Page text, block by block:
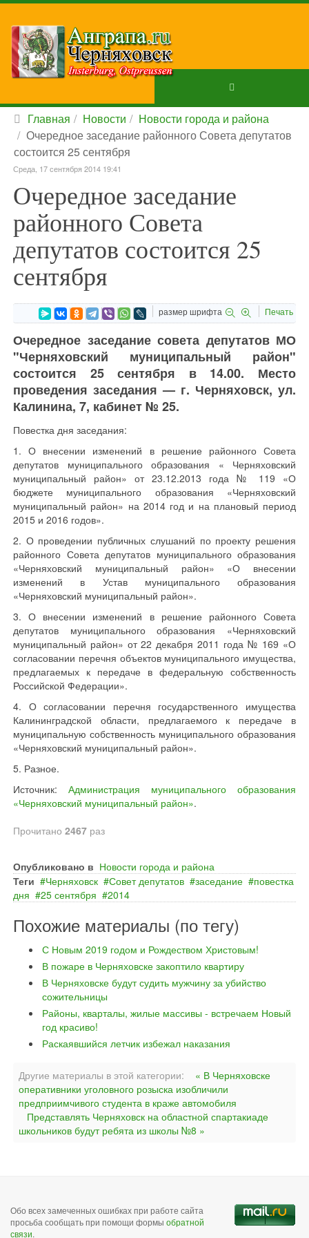
Главная Новости
Новости города и района
Очередное заседание районного Совета депутатов
состоится 25 сентября
Среда, 17 сентября 2014 19:41
Очередное заседание
районного Совета
депутатов состоится 25
сентября
размер шрифта Печать
Очередное заседание совета депутатов МО
"Черняховский муниципальный район"
состоится 25 сентября в 14.00. Место
проведения заседания — г. Черняховск, ул.
Калинина, 7, кабинет № 25.
Повестка дня заседания:
1. О внесении изменений в решение районного Совета
депутатов муниципального образования « Черняховский
муниципальный район» от 23.12.2013 года № 119 «О
бюджете муниципального образования «Черняховский
муниципальный район» на 2014 год и на плановый период
2015 и 2016 годов».
2. О проведении публичных слушаний по проекту решения
районного Совета депутатов муниципального образования
«Черняховский муниципальный район» «О внесении
изменений в Устав муниципального образования
«Черняховский муниципальный район».
3. О внесении изменений в решение районного Совета
депутатов муниципального образования «Черняховский
муниципальный район» от 22 декабря 2011 года № 169 «О
согласовании перечня объектов муниципального имущества,
предлагаемых к передаче в федеральную собственность
Российской Федерации».
4. О согласовании перечня государственного имущества
Калининградской области, предлагаемого к передаче в
муниципальную собственность муниципального образования
«Черняховский муниципальный район».
5. Разное.
Источник: Администрация муниципального образования
«Черняховский муниципальный район».
Прочитано 2467 раз
Опубликовано в Новости города и района
Теги
Черняховск Совет депутатов заседание
повестка
дня
25 сентября 2014
Похожие материалы (по тегу)
С Новым 2019 годом и Рождеством Христовым!
В пожаре в Черняховске закоптило квартиру
В Черняховске будут судить мужчину за убийство
сожительницы
Районы, кварталы, жилые массивы - встречаем Новый
год красиво!
Раскаявшийся летчик избежал наказания
Другие материалы в этой категории:
« В Черняховске
оперативники уголовного розыска изобличили
предприимчивого студента в краже автомобиля
Представлять Черняховск на областной спартакиаде
школьников будут ребята из школы №8 »
Обо всех замеченных ошибках при работе сайта
просьба сообщать при помощи формы обратной
связи.